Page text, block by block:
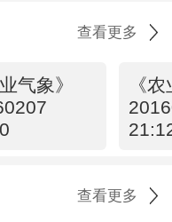
查看更多
气象》
《
查看更多